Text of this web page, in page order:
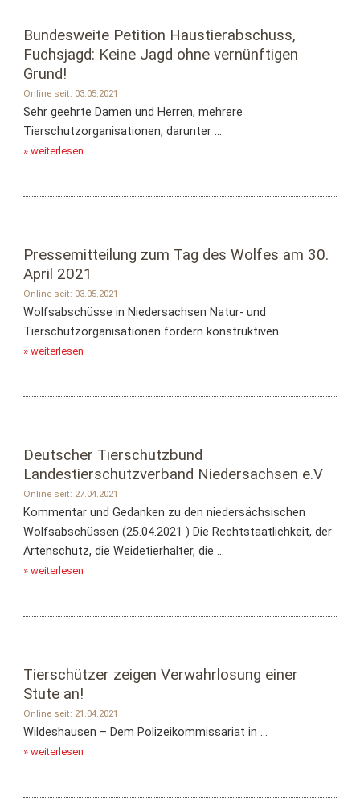
Bundesweite Petition Haustierabschuss,
Fuchsjagd: Keine Jagd ohne vernünftigen
Grund!
Online seit: 03.05.2021
Sehr geehrte Damen und Herren, mehrere
Tierschutzorganisationen, darunter ...
» weiterlesen
Pressemitteilung zum Tag des Wolfes am 30.
April 2021
Online seit: 03.05.2021
Wolfsabschüsse in Niedersachsen Natur- und
Tierschutzorganisationen fordern konstruktiven ...
» weiterlesen
Deutscher Tierschutzbund
Landestierschutzverband Niedersachsen e.V
Online seit: 27.04.2021
Kommentar und Gedanken zu den niedersächsischen
Wolfsabschüssen (25.04.2021 ) Die Rechtstaatlichkeit, der
Artenschutz, die Weidetierhalter, die ...
» weiterlesen
Tierschützer zeigen Verwahrlosung einer
Stute an!
Online seit: 21.04.2021
Wildeshausen – Dem Polizeikommissariat in ...
» weiterlesen